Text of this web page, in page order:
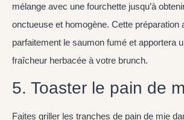
mélange avec une fourchette jusqu’à
onctueuse et homogène. Cette préparation
parfaitement le saumon fumé et apportera
fraîcheur herbacée à votre brunch.
5. Toaster le pain de
Faites griller les tranches de pain de mie